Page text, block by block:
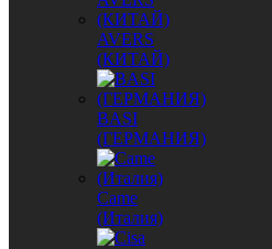
AVERS
(КИТАЙ)
BASI
(ГЕРМАНИЯ)
Came
(Италия)